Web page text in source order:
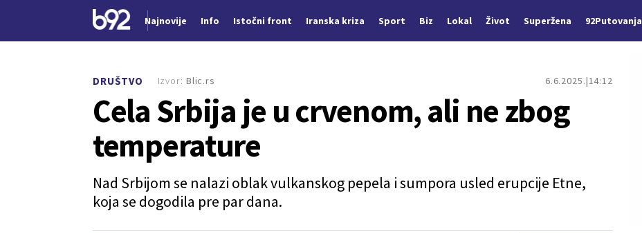
Najnovije Info Istočni front Iranska kriza Sport Biz Lokal Život Superžena 92Putovanja
DRUŠTVO 6.6.2025. 14:12
Cela Srbija je u crvenom, ali ne zbog
temperature
Nad Srbijom se nalazi oblak vulkanskog pepela i sumpora usled erupcije Etne,
koja se dogodila pre par dana.
Izvor: Blic.rs